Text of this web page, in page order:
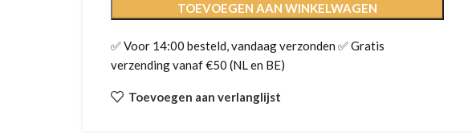
TOEVOEGEN AAN WINKELWAGEN
✅ Voor 14:00 besteld, vandaag verzonden ✅ Gratis
verzending vanaf €50 (NL en BE)
Toevoegen aan verlanglijst